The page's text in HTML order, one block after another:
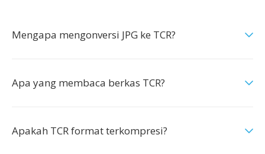
Mengapa mengonversi JPG ke TCR?
Apa yang membaca berkas TCR?
Apakah TCR format terkompresi?